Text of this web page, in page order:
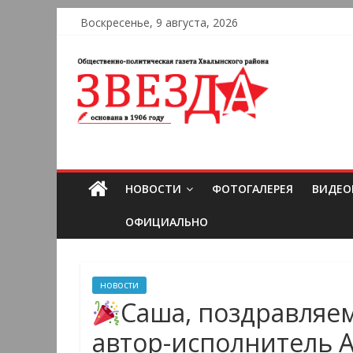
Воскресенье, 9 августа, 2026
НОВОСТИ ФОТОГАЛЕРЕЯ
ОФИЦИАЛЬНО
новости
Саша,
автор-исполнитель